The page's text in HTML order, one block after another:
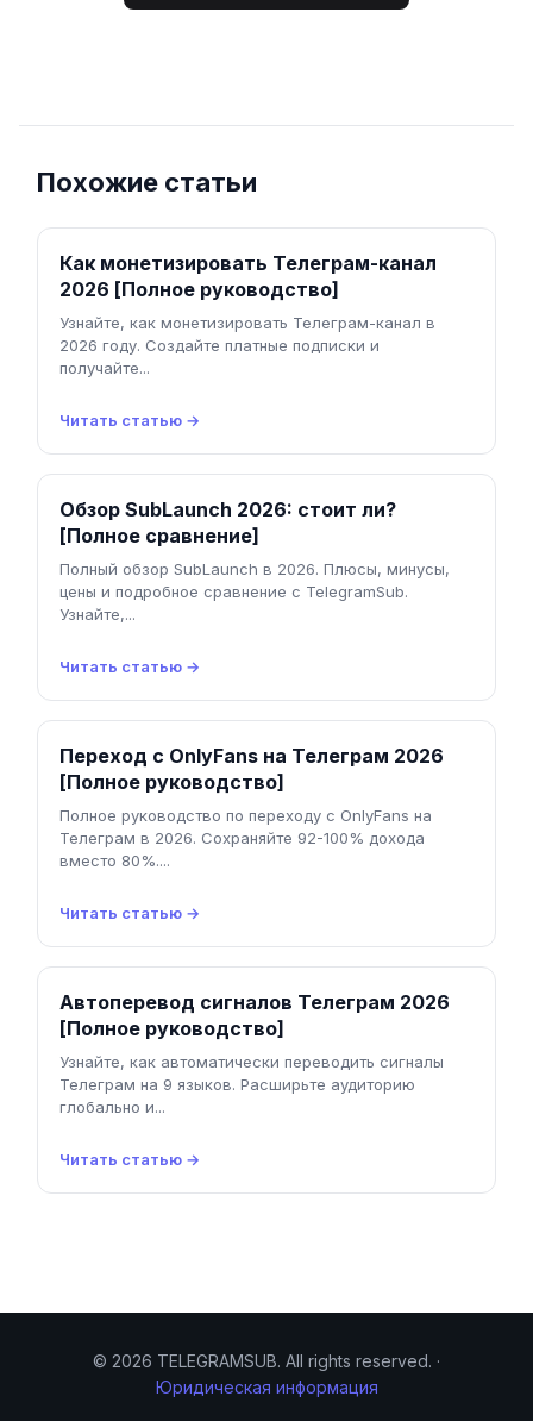
Похожие статьи
Как монетизировать Телеграм-канал
2026 [Полное руководство]
Узнайте, как монетизировать Телеграм-канал в
2026 году. Создайте платные подписки и
получайте...
Читать статью →
Обзор SubLaunch 2026: стоит ли?
[Полное сравнение]
Полный обзор SubLaunch в 2026. Плюсы, минусы,
цены и подробное сравнение с TelegramSub.
Узнайте,...
Читать статью →
Переход с OnlyFans на Телеграм 2026
[Полное руководство]
Полное руководство по переходу с OnlyFans на
Телеграм в 2026. Сохраняйте 92-100% дохода
вместо 80%....
Читать статью →
Автоперевод сигналов Телеграм 2026
[Полное руководство]
Узнайте, как автоматически переводить сигналы
Телеграм на 9 языков. Расширьте аудиторию
глобально и...
Читать статью →
© 2026 TELEGRAMSUB. All rights reserved. ·
Юридическая информация